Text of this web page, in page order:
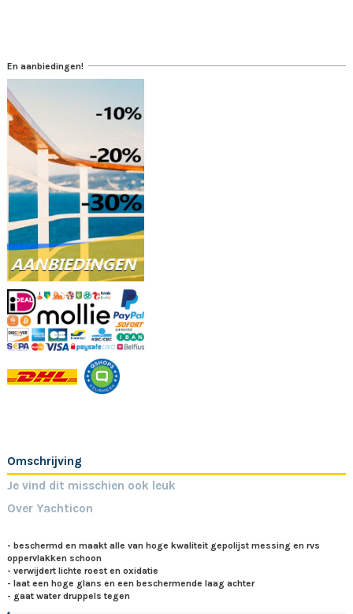
En aanbiedingen!
Omschrijving
Je vind dit misschien ook leuk
Over Yachticon
- beschermd en maakt alle van hoge kwaliteit gepolijst messing en rvs
oppervlakken schoon
- verwijdert lichte roest en oxidatie
- laat een hoge glans en een beschermende laag achter
- gaat water druppels tegen